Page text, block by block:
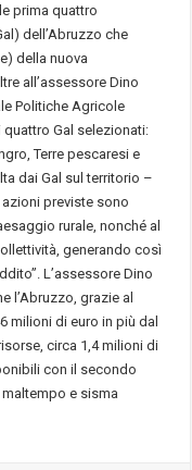
prima quattro
dell’Abruzzo che
della nuova
all’assessore Dino
Politiche Agricole
quattro Gal selezionati:
Terre pescaresi e
dai Gal sul territorio –
previste sono
rurale, nonché al
generando così
L’assessore Dino
l’Abruzzo, grazie al
milioni di euro in più dal
circa 1,4 milioni di
con il secondo
e sisma